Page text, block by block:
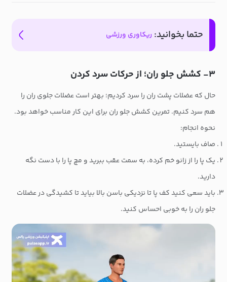
حتما بخوانید: ریکاوری ورزشی
۳- کشش جلو ران؛ از حرکات سرد کردن
حال که عضلات پشت ران را سرد کردیم؛ بهتر است عضلات جلوی ران را
هم سرد کنیم. تمرین کشش جلو ران برای این کار مناسب خواهد بود.
نحوه انجام:
صاف بایستید.
یک پا را از زانو خم کرده، به سمت عقب ببرید و مچ پا را با دست نگه
دارید.
باید سعی کنید کف پا تا نزدیکی باسن بالا بیاید تا کشیدگی در عضلات
جلو ران را به خوبی احساس کنید.